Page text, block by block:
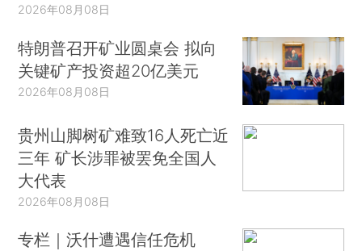
2026年08月08日
特朗普召开矿业圆桌会 拟向
关键矿产投资超20亿美元
2026年08月08日
贵州山脚树矿难致16人死亡近
三年 矿长涉罪被罢免全国人
大代表
2026年08月08日
专栏｜沃什遭遇信任危机